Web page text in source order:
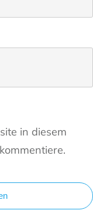
in diesem